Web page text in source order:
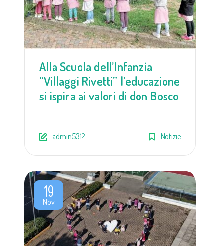
Alla Scuola dell’Infanzia
“Villaggi Rivetti” l’educazione
si ispira ai valori di don Bosco
admin5312 Notizie
19
Nov